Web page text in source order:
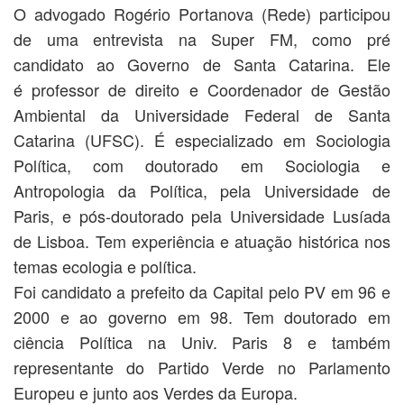
O advogado Rogério Portanova (Rede) participou
de uma entrevista na Super FM, como pré
candidato ao Governo de Santa Catarina. Ele
é professor de direito e Coordenador de Gestão
Ambiental da Universidade Federal de Santa
Catarina (UFSC). É especializado em Sociologia
Política, com doutorado em Sociologia e
Antropologia da Política, pela Universidade de
Paris, e pós-doutorado pela Universidade Lusíada
de Lisboa. Tem experiência e atuação histórica nos
temas ecologia e política.
Foi candidato a prefeito da Capital pelo PV em 96 e
2000 e ao governo em 98. Tem doutorado em
ciência Política na Univ. Paris 8 e também
representante do Partido Verde no Parlamento
Europeu e junto aos Verdes da Europa.